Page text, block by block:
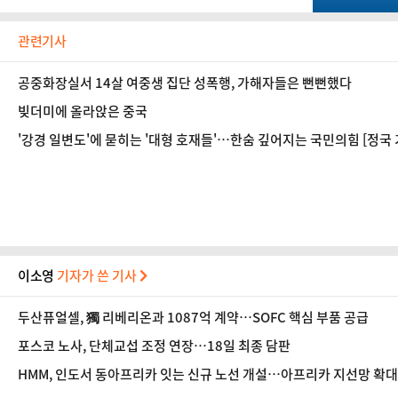
관련기사
공중화장실서 14살 여중생 집단 성폭행, 가해자들은 뻔뻔했다
빚더미에 올라앉은 중국
'강경 일변도'에 묻히는 '대형 호재들'…한숨 깊어지는 국민의힘 [정국
이소영 기자가 쓴 기사
두산퓨얼셀, 獨 리베리온과 1087억 계약…SOFC 핵심 부품 공급
포스코 노사, 단체교섭 조정 연장…18일 최종 담판
HMM, 인도서 동아프리카 잇는 신규 노선 개설…아프리카 지선망 확대